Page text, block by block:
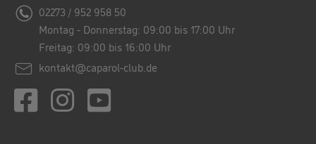
02273 / 952 958 50
Montag - Donnerstag: 09:00 bis 17:00 Uhr
Freitag: 09:00 bis 16:00 Uhr
kontakt@caparol-club.de